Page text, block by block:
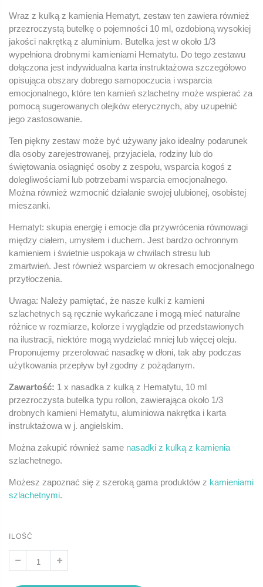
Wraz z kulką z kamienia Hematyt, zestaw ten zawiera również
przezroczystą butelkę o pojemności 10 ml, ozdobioną wysokiej
jakości nakrętką z aluminium. Butelka jest w około 1/3
wypełniona drobnymi kamieniami Hematytu. Do tego zestawu
dołączona jest indywidualna karta instruktażowa szczegółowo
opisująca obszary dobrego samopoczucia i wsparcia
emocjonalnego, które ten kamień szlachetny może wspierać za
pomocą sugerowanych olejków eterycznych, aby uzupełnić
jego zastosowanie.
Ten piękny zestaw może być używany jako idealny podarunek
dla osoby zarejestrowanej, przyjaciela, rodziny lub do
świętowania osiągnięć osoby z zespołu, wsparcia kogoś z
dolegliwościami lub potrzebami wsparcia emocjonalnego.
Można również wzmocnić działanie swojej ulubionej, osobistej
mieszanki.
Hematyt: skupia energię i emocje dla przywrócenia równowagi
między ciałem, umysłem i duchem. Jest bardzo ochronnym
kamieniem i świetnie uspokaja w chwilach stresu lub
zmartwień. Jest również wsparciem w okresach emocjonalnego
przytłoczenia.
Uwaga: Należy pamiętać, że nasze kulki z kamieni
szlachetnych są ręcznie wykańczane i mogą mieć naturalne
różnice w rozmiarze, kolorze i wyglądzie od przedstawionych
na ilustracji, niektóre mogą wydzielać mniej lub więcej oleju.
Proponujemy przerolować nasadkę w dłoni, tak aby podczas
użytkowania przepływ był zgodny z pożądanym.
Zawartość: 1 x nasadka z kulką z Hematytu, 10 ml
przezroczysta butelka typu rollon, zawierająca około 1/3
drobnych kamieni Hematytu, aluminiowa nakrętka i karta
instruktażowa w j. angielskim.
Można zakupić również same nasadki z kulką z kamienia
szlachetnego.
Możesz zapoznać się z szeroką gama produktów z kamieniami
szlachetnymi.
ILOŚĆ